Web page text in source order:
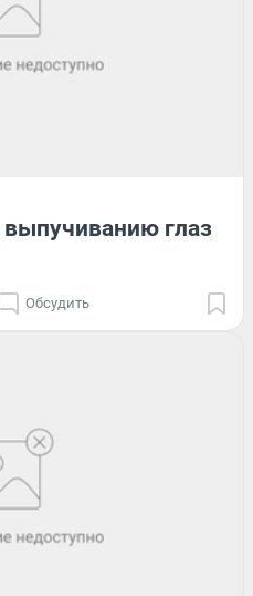
выпучиванию глаз
Обсудить